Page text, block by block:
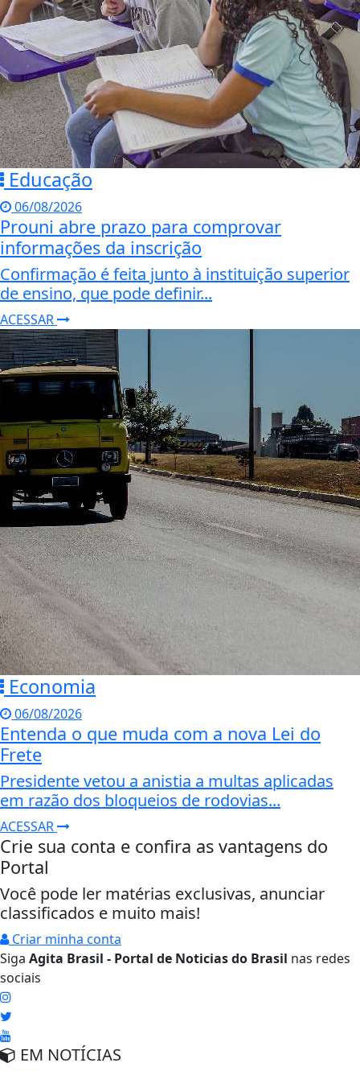
Educação
06/08/2026
Prouni abre prazo para comprovar
informações da inscrição
Confirmação é feita junto à instituição superior
de ensino, que pode definir...
ACESSAR
Economia
06/08/2026
Entenda o que muda com a nova Lei do
Frete
Presidente vetou a anistia a multas aplicadas
em razão dos bloqueios de rodovias...
ACESSAR
Crie sua conta e confira as vantagens do
Portal
Você pode ler matérias exclusivas, anunciar
classificados e muito mais!
Criar minha conta
Siga Agita Brasil - Portal de Noticias do Brasil nas redes
sociais
EM NOTÍCIAS